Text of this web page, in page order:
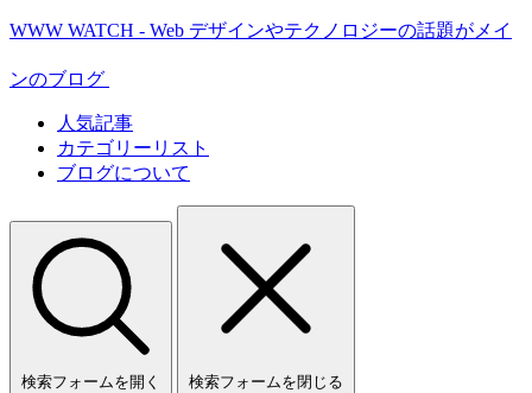
WWW WATCH - Web デザインやテクノロジーの話題がメイ
ンのブログ
人気記事
カテゴリーリスト
ブログについて
検索フォームを開く 検索フォームを閉じる